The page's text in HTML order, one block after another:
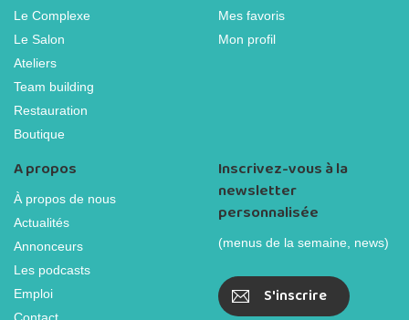
Le Complexe
Le Salon
Ateliers
Team building
Restauration
Boutique
Mes favoris
Mon profil
A propos
À propos de nous
Actualités
Annonceurs
Les podcasts
Emploi
Inscrivez-vous à la
newsletter
personnalisée
(menus de la semaine, news)
S'inscrire